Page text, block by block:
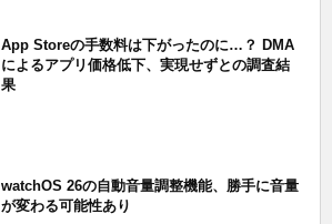
App Storeの手数料は下がったのに…？ DMA
によるアプリ価格低下、実現せずとの調査結
果
watchOS 26の自動音量調整機能、勝手に音量
が変わる可能性あり